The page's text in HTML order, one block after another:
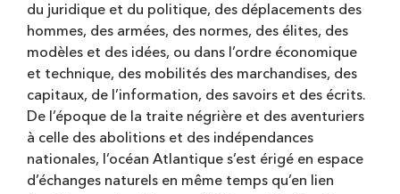
du juridique et du politique, des déplacements des
hommes, des armées, des normes, des élites, des
modèles et des idées, ou dans l’ordre économique
et technique, des mobilités des marchandises, des
capitaux, de l’information, des savoirs et des écrits.
De l’époque de la traite négrière et des aventuriers
à celle des abolitions et des indépendances
nationales, l’océan Atlantique s’est érigé en espace
d’échanges naturels en même temps qu’en lien